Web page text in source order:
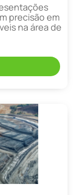
precisão em
na área de